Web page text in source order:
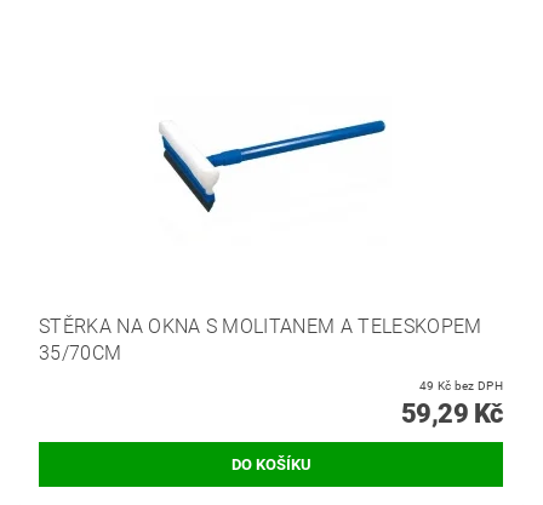
STĚRKA NA OKNA S MOLITANEM A TELESKOPEM
35/70CM
49 Kč bez DPH
59,29 Kč